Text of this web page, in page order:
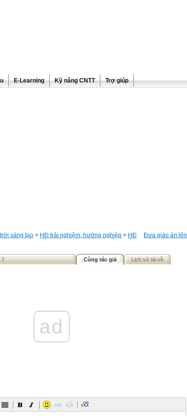
E-Learning Kỹ năng CNTT Trợ giúp
Đưa giáo án lên
sáng tạo > HĐ trải nghiệm, hướng nghiệp > HĐ
7 Cùng tác giả Lịch sử tải về
ad